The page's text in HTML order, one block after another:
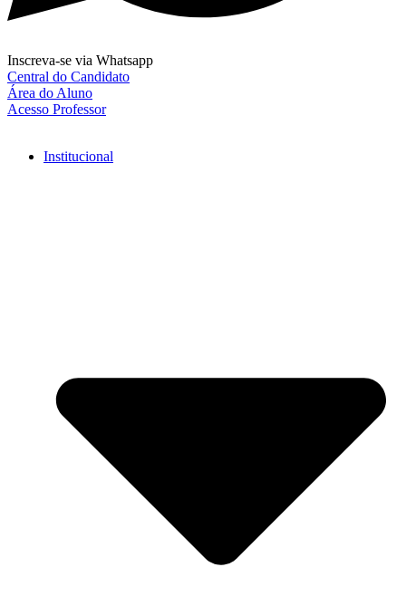
Inscreva-se via Whatsapp
Central do Candidato
Área do Aluno
Acesso Professor
Institucional